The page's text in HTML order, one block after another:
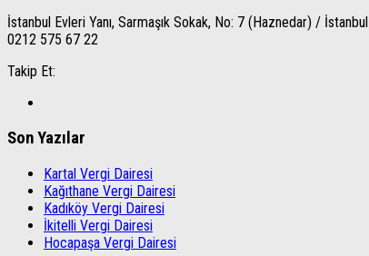
İstanbul Evleri Yanı, Sarmaşık Sokak, No: 7 (Haznedar) / İstanbul
0212 575 67 22
Takip Et:
Son Yazılar
Kartal Vergi Dairesi
Kağıthane Vergi Dairesi
Kadıköy Vergi Dairesi
İkitelli Vergi Dairesi
Hocapaşa Vergi Dairesi